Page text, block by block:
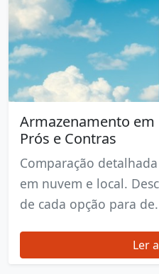
Armazenamento em
Prós e Contras
Comparação
em nuvem e local.
de cada opção para
Ler